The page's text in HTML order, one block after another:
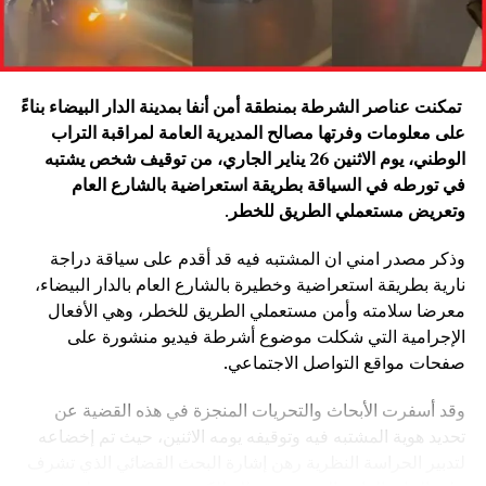
تمكنت عناصر الشرطة بمنطقة أمن أنفا بمدينة الدار البيضاء بناءً
على معلومات وفرتها مصالح المديرية العامة لمراقبة التراب
الوطني، يوم الاثنين 26 يناير الجاري، من توقيف شخص يشتبه
في تورطه في السياقة بطريقة استعراضية بالشارع العام
وتعريض مستعملي الطريق للخطر .
وذكر مصدر امني ان المشتبه فيه قد أقدم على سياقة دراجة
نارية بطريقة استعراضية وخطيرة بالشارع العام بالدار البيضاء،
معرضا سلامته وأمن مستعملي الطريق للخطر، وهي الأفعال
الإجرامية التي شكلت موضوع أشرطة فيديو منشورة على
صفحات مواقع التواصل الاجتماعي.
وقد أسفرت الأبحاث والتحريات المنجزة في هذه القضية عن
تحديد هوية المشتبه فيه وتوقيفه يومه الاثنين، حيث تم إخضاعه